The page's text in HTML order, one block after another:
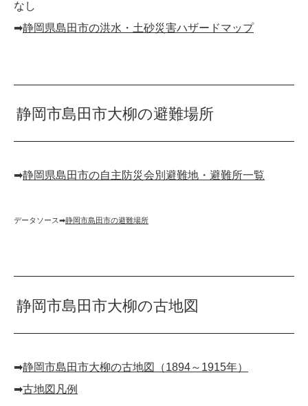
なし
➡︎静岡県島田市の洪水・土砂災害ハザードマップ
静岡市島田市大柳の避難場所
➡︎静岡県島田市の自主防災会別避難地・避難所一覧
データソース➡︎静岡市島田市の避難場所
静岡市島田市大柳の古地図
➡︎静岡市島田市大柳の古地図（1894～1915年）
➡︎古地図凡例